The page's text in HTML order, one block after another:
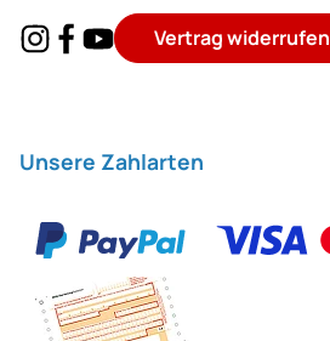
Vertrag widerrufen
Unsere Zahlarten